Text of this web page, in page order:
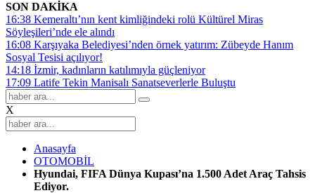
SON DAKİKA
16:38 Kemeraltı’nın kent kimliğindeki rolü Kültürel Miras
Söyleşileri’nde ele alındı
16:08 Karşıyaka Belediyesi’nden örnek yatırım: Zübeyde Hanım
Sosyal Tesisi açılıyor!
14:18 İzmir, kadınların katılımıyla güçleniyor
17:09 Latife Tekin Manisalı Sanatseverlerle Buluştu
X
Anasayfa
OTOMOBİL
Hyundai, FIFA Dünya Kupası’na 1.500 Adet Araç Tahsis
Ediyor.